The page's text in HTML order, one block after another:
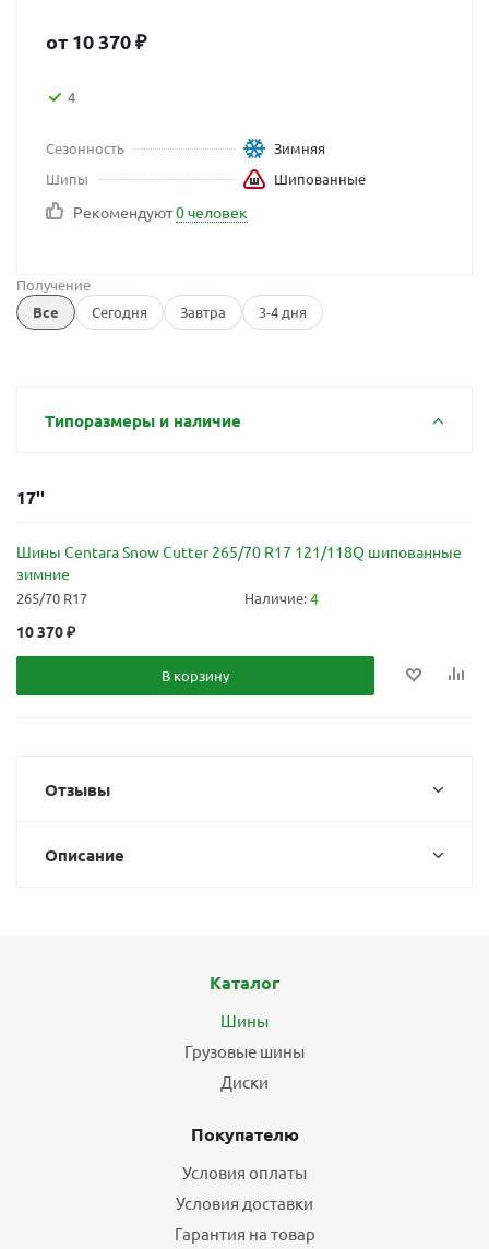
от 10 370₽
4
Сезонность
Зимняя
Шипы
Шипованные
Рекомендуют0 человек
Получение
Все
Сегодня Завтра 3-4 дня
Типоразмеры и наличие
17''
Шины Centara Snow Cutter 265/70 R17 121/118Q шипованные
зимние
265/70 R17 Наличие:4
10 370₽
В корзину
Отзывы
Описание
Каталог
Шины
Грузовые шины
Диски
Покупателю
Условия оплаты
Условия доставки
Гарантия на товар